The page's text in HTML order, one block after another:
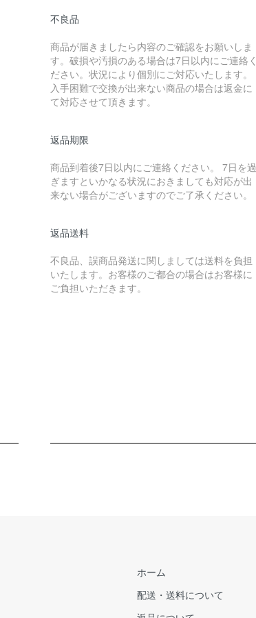
不良品
商品が届きましたら内容のご確認をお願いしま
す。破損や汚損のある場合は7日以内にご連絡く
ださい。状況により個別にご対応いたします。
入手困難で交換が出来ない商品の場合は返金に
て対応させて頂きます。
返品期限
商品到着後7日以内にご連絡ください。 7日を過
ぎますといかなる状況におきましても対応が出
来ない場合がございますのでご了承ください。
返品送料
不良品、誤商品発送に関しましては送料を負担
いたします。お客様のご都合の場合はお客様に
ご負担いただきます。
ホーム
配送・送料について